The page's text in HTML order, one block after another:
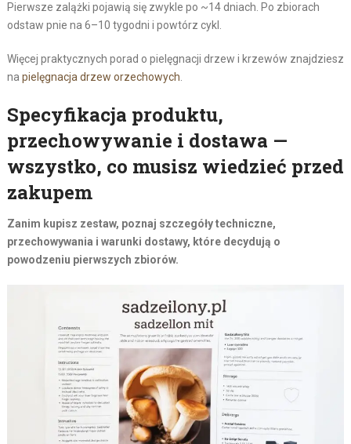
Pierwsze zalążki pojawią się zwykle po ~14 dniach. Po zbiorach
odstaw pnie na 6–10 tygodni i powtórz cykl.
Więcej praktycznych porad o pielęgnacji drzew i krzewów znajdziesz
na pielęgnacja drzew orzechowych
Specyfikacja produktu,
przechowywanie i dostawa —
wszystko, co musisz wiedzieć przed
zakupem
Zanim kupisz zestaw, poznaj szczegóły techniczne,
przechowywania i warunki dostawy, które decydują o
powodzeniu pierwszych zbiorów.